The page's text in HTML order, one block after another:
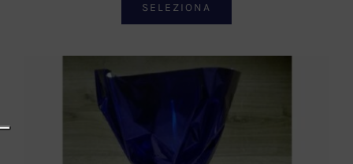
SELEZIONA